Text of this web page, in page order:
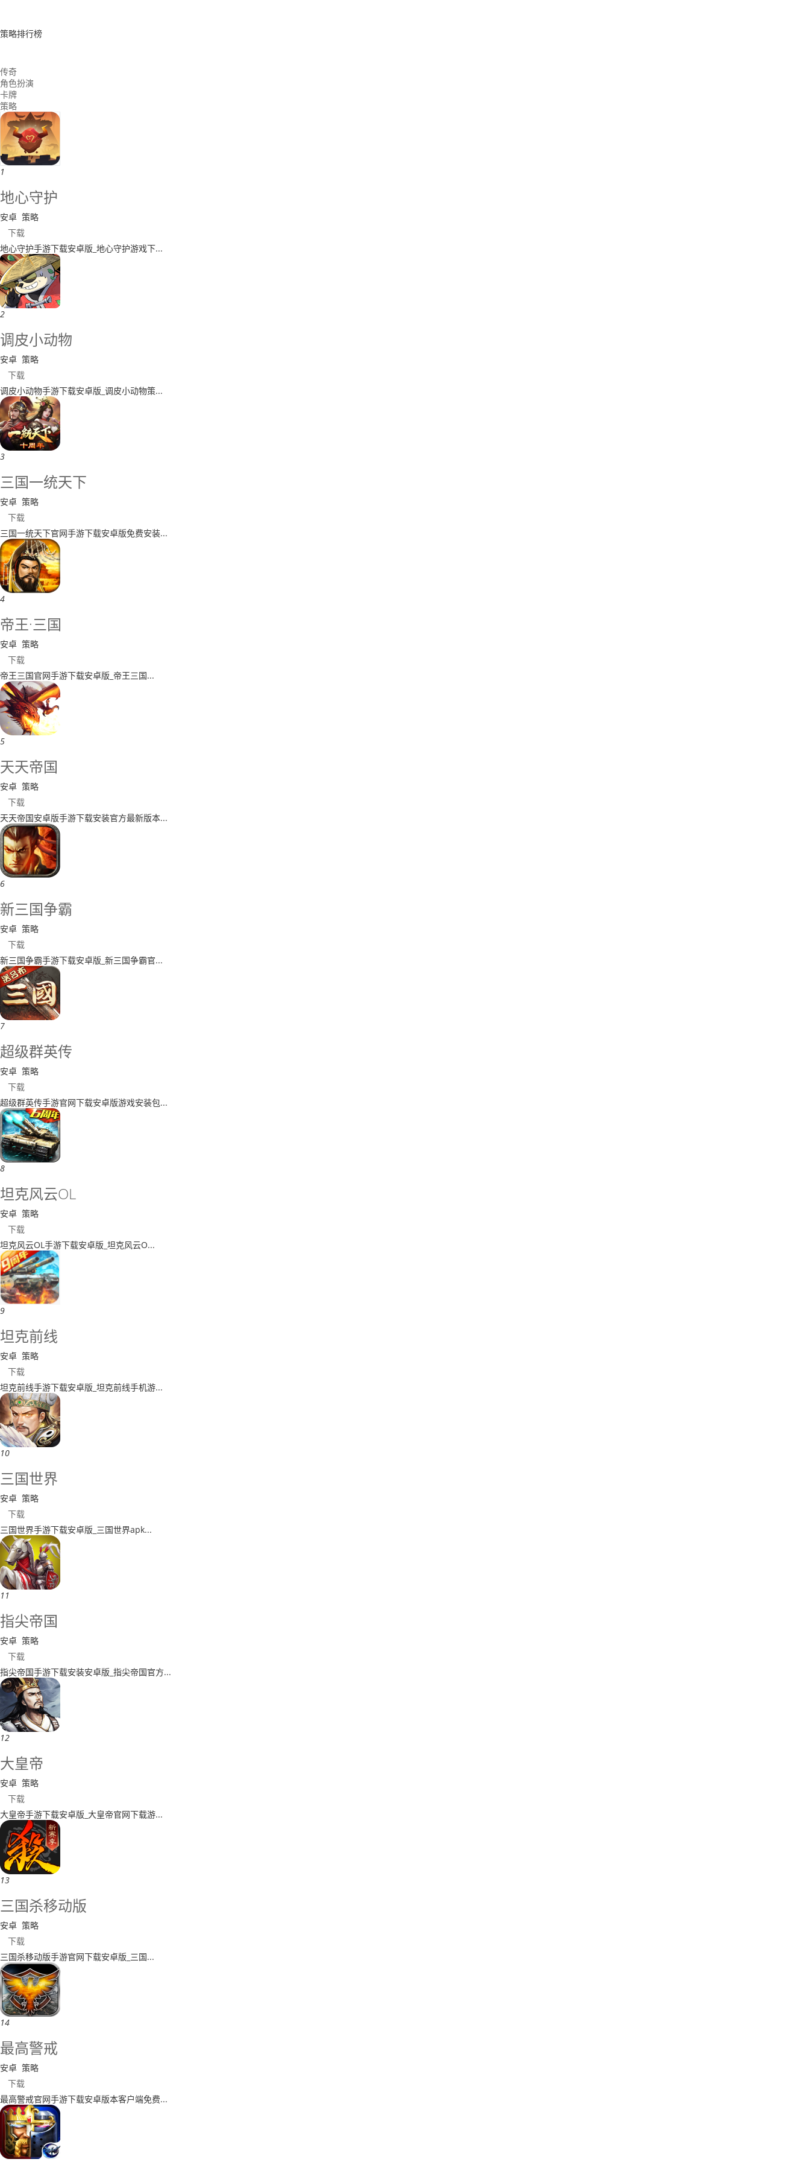
策略排行榜
传奇
角色扮演
卡牌
策略
1
地心守护
安卓 策略
下载
​地心守护手游下载安卓版_地心守护游戏下...
2
​调皮小动物
安卓 策略
下载
​调皮小动物手游下载安卓版_调皮小动物策...
3
三国一统天下
安卓 策略
下载
​三国一统天下官网手游下载安卓版免费安装...
4
帝王·三国
安卓 策略
下载
​帝王三国官网手游下载安卓版_​帝王三国...
5
天天帝国
安卓 策略
下载
​天天帝国安卓版手游下载安装官方最新版本...
6
新三国争霸
安卓 策略
下载
​新三国争霸手游下载安卓版_新三国争霸官...
7
​超级群英传
安卓 策略
下载
​超级群英传手游官网下载安卓版游戏安装包...
8
坦克风云OL
安卓 策略
下载
​坦克风云OL手游下载安卓版_坦克风云O...
9
​坦克前线
安卓 策略
下载
​坦克前线手游下载安卓版_坦克前线手机游...
10
三国世界
安卓 策略
下载
​三国世界手游下载安卓版_三国世界apk...
11
指尖帝国
安卓 策略
下载
指尖帝国手游下载安装安卓版_指尖帝国官方...
12
​大皇帝
安卓 策略
下载
​大皇帝手游下载安卓版_大皇帝官网下载游...
13
​三国杀移动版
安卓 策略
下载
​三国杀移动版手游官网下载安卓版_​三国...
14
​最高警戒
安卓 策略
下载
​最高警戒官网手游下载安卓版本客户端免费...